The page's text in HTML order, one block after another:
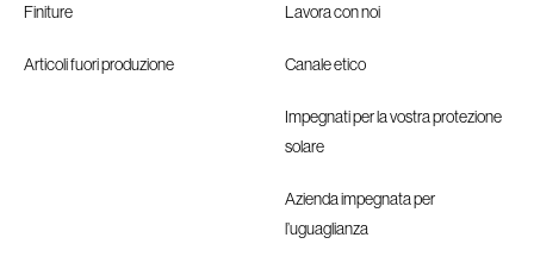
Finiture
Articoli fuori produzione
Lavora con noi
Canale etico
Impegnati per la vostra protezione
solare
Azienda impegnata per
l’uguaglianza